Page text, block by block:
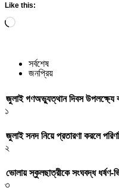
Like this:
Loading…
সর্বশেষ
জনপ্রিয়
জুলাই গণঅভ্যুত্থান দিবস উপলক্ষ্যে
১
জুলাই সনদ নিয়ে প্রতারণা করলে
২
ভোলায় স্কুলছাত্রীকে সংঘবদ্ধ ধর্ষণ-
৩